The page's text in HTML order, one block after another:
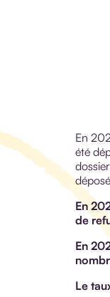
En
été
En
de
En
Le